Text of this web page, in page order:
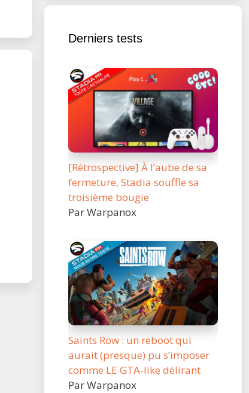
Derniers tests
[Rétrospective] À l’aube de sa
fermeture, Stadia souffle sa
troisième bougie
Par Warpanox
Saints Row : un reboot qui
aurait (presque) pu s’imposer
comme LE GTA-like délirant
Par Warpanox